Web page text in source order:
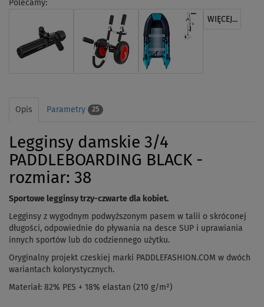
Polecamy:
WIĘCEJ...
Opis Parametry 25
Legginsy damskie 3/4
PADDLEBOARDING BLACK -
rozmiar: 38
Sportowe legginsy trzy-czwarte dla kobiet.
Legginsy z wygodnym podwyższonym pasem w talii o skróconej
długości, odpowiednie do pływania na desce SUP i uprawiania
innych sportów lub do codziennego użytku.
Oryginalny projekt czeskiej marki PADDLEFASHION.COM w dwóch
wariantach kolorystycznych.
Materiał: 82% PES + 18% elastan (210 g/m²)